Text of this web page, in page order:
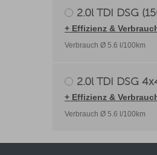
2.0l TDI DSG
+ Effizienz &
Verbrauch Ø 5.6 l/100km
2.0l TDI DSG
+ Effizienz &
Verbrauch Ø 5.6 l/100km